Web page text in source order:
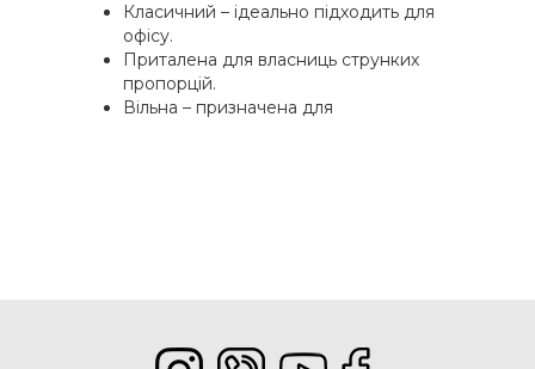
Класичний – ідеально підходить для
офісу.
Приталена для власниць струнких
пропорцій.
Вільна – призначена для
більше не асоціюється із суворим стилем.